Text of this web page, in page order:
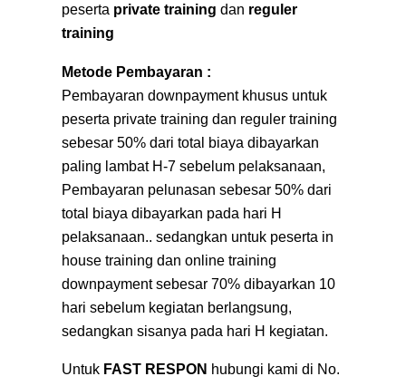
peserta private training dan reguler
training
Metode Pembayaran :
Pembayaran downpayment khusus untuk
peserta private training dan reguler training
sebesar 50% dari total biaya dibayarkan
paling lambat H-7 sebelum pelaksanaan,
Pembayaran pelunasan sebesar 50% dari
total biaya dibayarkan pada hari H
pelaksanaan.. sedangkan untuk peserta in
house training dan online training
downpayment sebesar 70% dibayarkan 10
hari sebelum kegiatan berlangsung,
sedangkan sisanya pada hari H kegiatan.
Untuk FAST RESPON hubungi kami di No.